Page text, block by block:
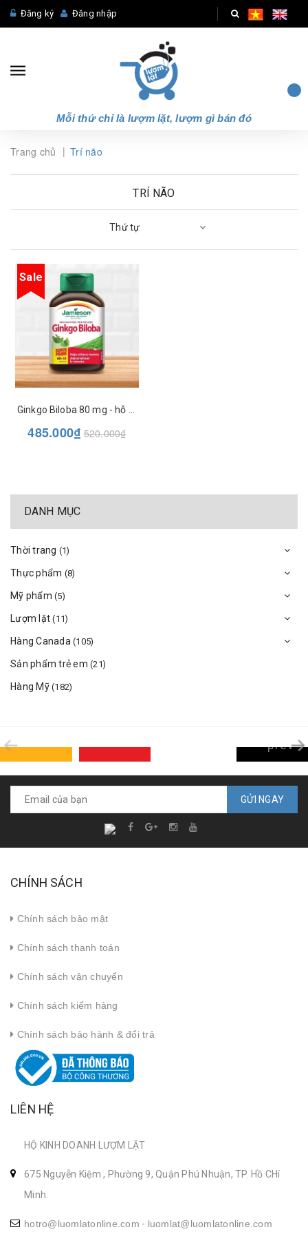
Đăng ký Đăng nhập
Mỗi thứ chỉ là lượm lặt, lượm gì bán đó
Trang chủ | Trí não
TRÍ NÃO
Thứ tự
Sale
485.000₫ 520.000₫
DANH MỤC
Thời trang (1)
Thực phẩm (8)
Mỹ phẩm (5)
Lượm lặt(11)
Hàng Canada (105)
Sản phẩm trẻ em (21)
Hàng Mỹ (182)
prev
GỬI NGAY
CHÍNH SÁCH
Chính sách bảo mật
Chính sách thanh toán
Chính sách vận chuyển
Chính sách kiểm hàng
Chính sách bảo hành & đổi trả
LIÊN HỆ
HỘ KINH DOANH LƯỢM LẶT
675 Nguyễn Kiệm , Phường 9, Quận Phú Nhuận, TP. Hồ CHí
Minh.
hotro@luomlatonline.com - luomlat@luomlatonline.com